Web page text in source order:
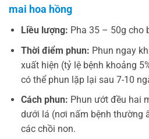
mai hoa hồng
Liều lượng: Pha 35 – 50g cho
Thời điểm phun: Phun ngay
xuất hiện (tỷ lệ bệnh khoảng
có thể phun lặp lại sau 7-10
Cách phun: Phun ướt đều hai
dưới lá (nơi nấm bệnh thường
các chồi non.